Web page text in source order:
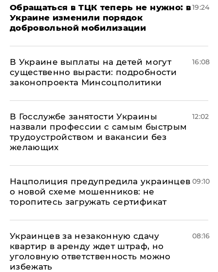
Обращаться в ТЦК теперь не нужно: в
Украине изменили порядок
добровольной мобилизации
19:24
В Украине выплаты на детей могут
существенно вырасти: подробности
законопроекта Минсоцполитики
16:08
В Госслужбе занятости Украины
назвали профессии с самым быстрым
трудоустройством и вакансии без
желающих
12:02
Нацполиция предупредила украинцев
о новой схеме мошенников: не
торопитесь загружать сертификат
09:10
Украинцев за незаконную сдачу
квартир в аренду ждет штраф, но
уголовную ответственность можно
избежать
08:16